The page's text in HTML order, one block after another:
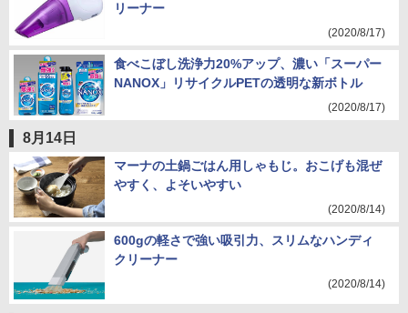
リーナー
(2020/8/17)
食べこぼし洗浄力20%アップ、濃い「スーパー
NANOX」リサイクルPETの透明な新ボトル
(2020/8/17)
8月14日
マーナの土鍋ごはん用しゃもじ。おこげも混ぜ
やすく、よそいやすい
(2020/8/14)
600gの軽さで強い吸引力、スリムなハンディ
クリーナー
(2020/8/14)